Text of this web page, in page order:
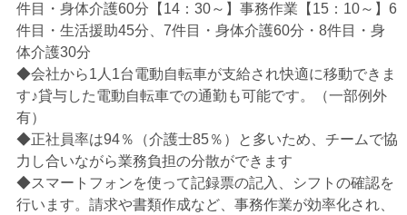
件目・身体介護60分【14：30～】事務作業【15：10～】6
件目・生活援助45分、7件目・身体介護60分・8件目・身
体介護30分
◆会社から1人1台電動自転車が支給され快適に移動できま
す♪貸与した電動自転車での通勤も可能です。（一部例外
有）
◆正社員率は94％（介護士85％）と多いため、チームで協
力し合いながら業務負担の分散ができます
◆スマートフォンを使って記録票の記入、シフトの確認を
行います。請求や書類作成など、事務作業が効率化され、